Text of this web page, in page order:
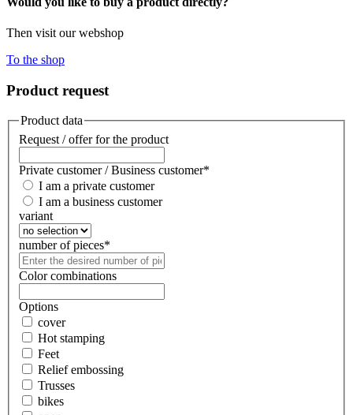
Then visit our webshop
To the shop
Product request
Product data
Request / offer for the product
Private customer / Business customer*
I am a private customer
I am a business customer
variant
number of pieces*
Color combinations
Options
cover
Hot stamping
Feet
Relief embossing
Trusses
bikes